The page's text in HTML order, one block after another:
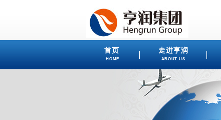
首页
HOME
走进亨润
ABOUT US